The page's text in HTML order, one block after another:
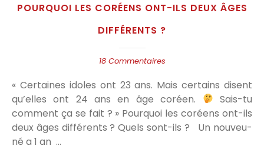
POURQUOI LES CORÉENS ONT-ILS DEUX ÂGES
DIFFÉRENTS ?
18 Commentaires
« Certaines idoles ont 23 ans. Mais certains disent
qu’elles ont 24 ans en âge coréen.
Sais-tu
comment ça se fait ? » Pourquoi les coréens ont-ils
deux âges différents ? Quels sont-ils ? Un nouveu-
né a 1 an …